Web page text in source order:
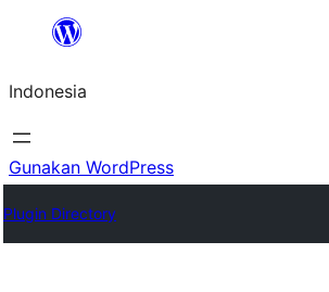
Lewati
konten
Indonesia
Gunakan WordPress
Plugin Directory